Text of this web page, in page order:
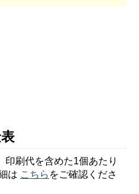
刷代を含めた1個あたり
は こちら をご確認くださ